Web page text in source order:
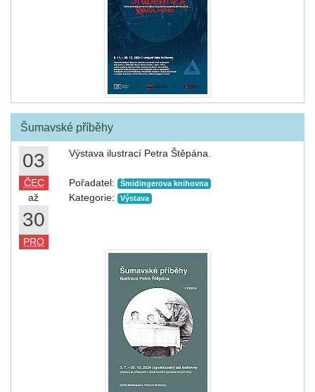
Šumavské příběhy
03
ČEC
až
30
PRO
Výstava ilustrací Petra Štěpána.
Pořadatel: Šmidingerova knihovna
Kategorie: Výstava